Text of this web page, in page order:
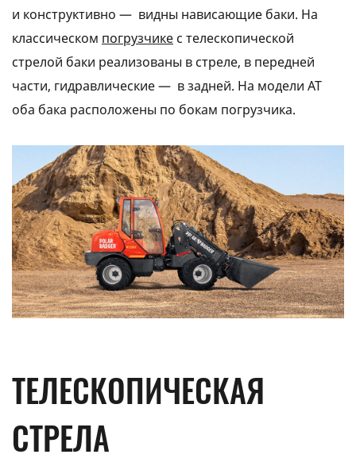
и конструктивно — видны нависающие баки. На
классическом погрузчике с телескопической
стрелой баки реализованы в стреле, в передней
части, гидравлические — в задней. На модели АТ
оба бака расположены по бокам погрузчика.
ТЕЛЕСКОПИЧЕСКАЯ
СТРЕЛА